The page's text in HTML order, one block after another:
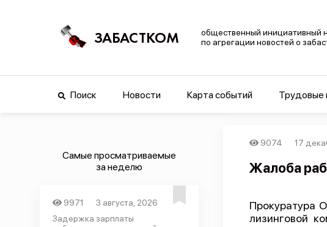
ЗАБАСТКОМ
общественный инициативный
по агрегации новостей о
Поиск Новости Карта событий Трудовые
Самые просматриваемые
за неделю
9971
3 августа, 2026
Задержка зарплаты
9074 17
Жалоба
Прокуратура
лизинговой